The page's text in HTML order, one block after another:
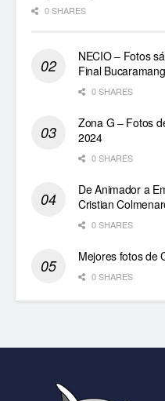
0 SHARES
NECIO – Fotos
Final
0 SHARES
Zona G – Fotos
2024
0 SHARES
De Animador a
Cristian
0 SHARES
Mejores fotos de
0 SHARES